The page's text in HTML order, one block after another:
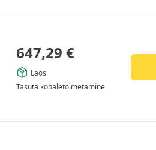
647,29 €
Laos
Tasuta kohaletoimetamine